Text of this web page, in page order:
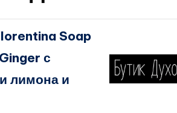
Soap
с
лимона и